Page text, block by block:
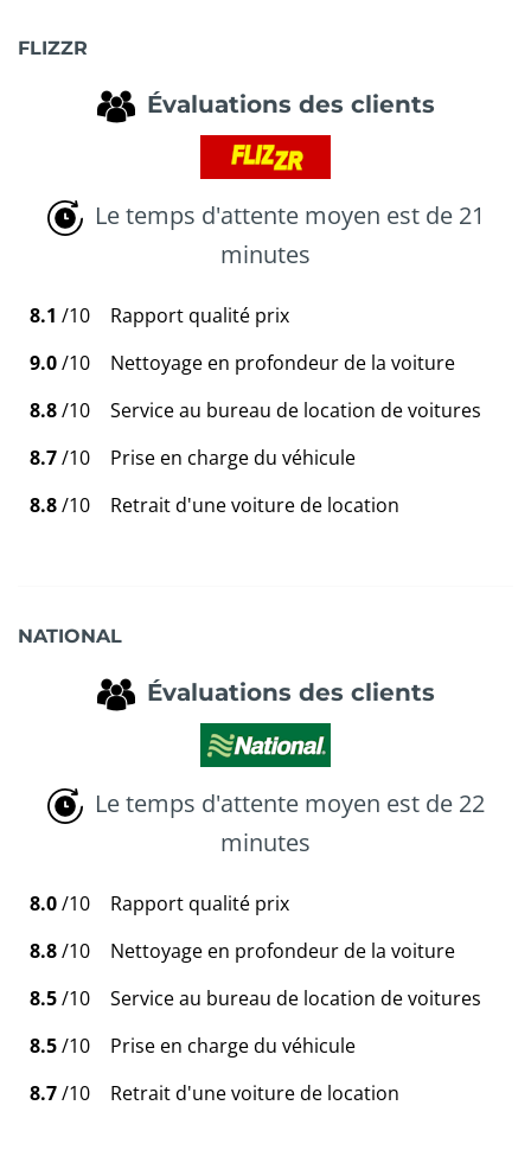
FLIZZR
Évaluations des clients
Le temps d'attente moyen est de 21
minutes
8.1 /10
Rapport qualité prix
9.0/10
Nettoyage en profondeur de la voiture
8.8/10
Service au bureau de location de voitures
8.7/10
Prise en charge du véhicule
8.8/10 Retrait d'une voiture de location
NATIONAL
Évaluations des clients
Le temps d'attente moyen est de 22
minutes
8.0/10
Rapport qualité prix
8.8/10
Nettoyage en profondeur de la voiture
8.5/10
Service au bureau de location de voitures
8.5/10
Prise en charge du véhicule
8.7/10 Retrait d'une voiture de location